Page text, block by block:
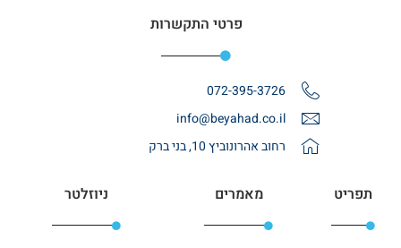
פרטי התקשרות
072-395-3726
info@beyahad.co.il
רחוב אהרונוביץ 10, בני ברק
תפריט מאמרים ניוזלטר